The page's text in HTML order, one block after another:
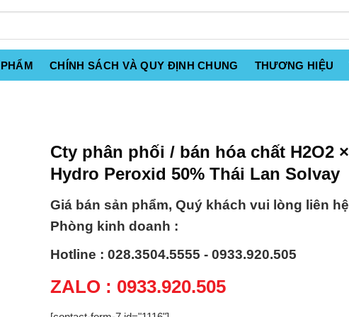
CHÍNH SÁCH VÀ QUY ĐỊNH CHUNG THƯƠNG HIỆU
Cty phân phối / bán hóa chất H2O2 ×
Hydro Peroxid 50% Thái Lan Solvay
Giá bán sản phẩm, Quý khách vui lòng liên hệ
Phòng kinh doanh :
Hotline : 028.3504.5555 - 0933.920.505
ZALO : 0933.920.505